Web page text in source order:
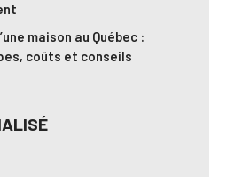
maison au Québec :
coûts et conseils